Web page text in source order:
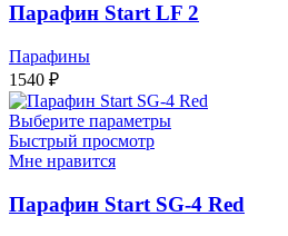
Парафин Start LF 2
Парафины
1540 ₽
Выберите параметры
Быстрый просмотр
Мне нравится
Парафин Start SG-4 Red